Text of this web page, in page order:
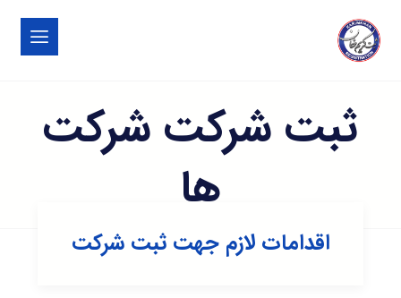
ثبت شرکت شرکت
ها
اقدامات لازم جهت ثبت شرکت